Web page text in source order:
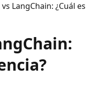
LangChain: ¿Cuál es